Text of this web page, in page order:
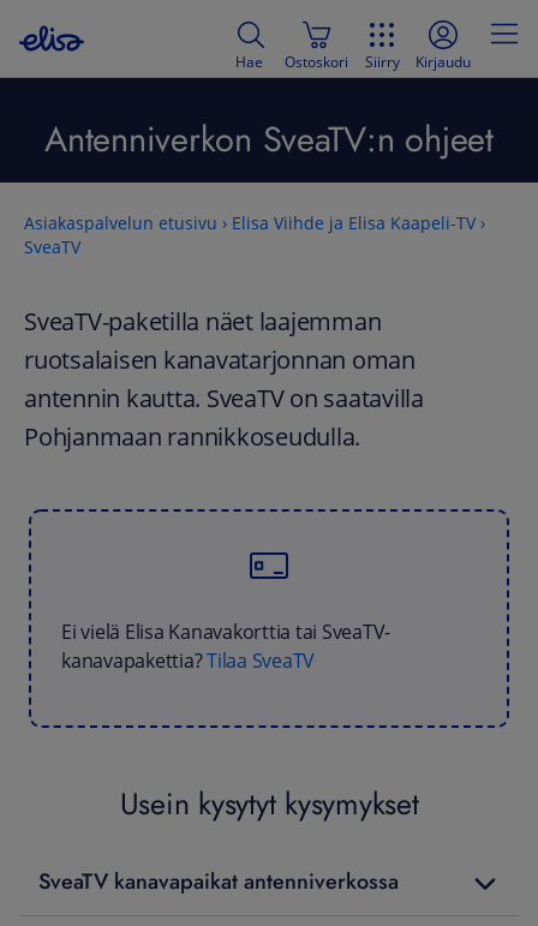
Hae Ostoskori Siirry Kirjaudu
Antenniverkon SveaTV:n ohjeet
Asiakaspalvelun etusivu › Elisa Viihde ja Elisa Kaapeli-TV ›
SveaTV
SveaTV-paketilla näet laajemman
ruotsalaisen kanavatarjonnan oman
antennin kautta. SveaTV on saatavilla
Pohjanmaan rannikkoseudulla.
Ei vielä Elisa Kanavakorttia tai SveaTV-
kanavapakettia?Tilaa SveaTV
Usein kysytyt kysymykset
SveaTV kanavapaikat antenniverkossa